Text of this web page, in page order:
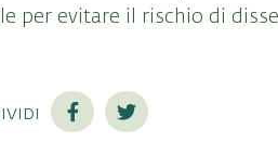
per evitare il rischio di